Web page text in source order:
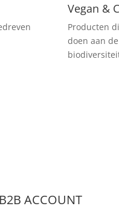
Vegan &
Producten
doen aan
B2B ACCOUNT